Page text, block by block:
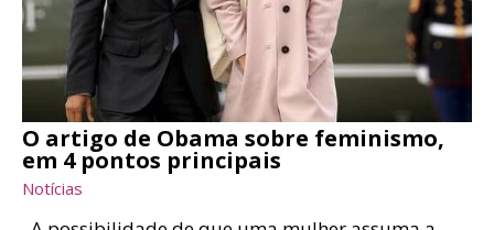
O artigo de Obama sobre feminismo,
em 4 pontos principais
Notícias